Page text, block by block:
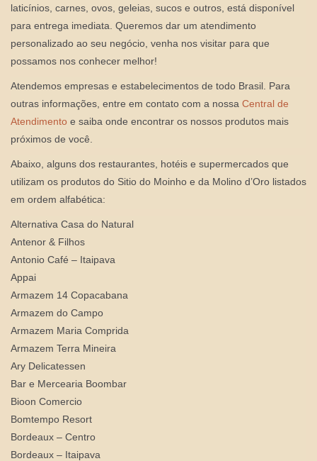
laticínios, carnes, ovos, geleias, sucos e outros, está disponível
para entrega imediata. Queremos dar um atendimento
personalizado ao seu negócio, venha nos visitar para que
possamos nos conhecer melhor!
Atendemos empresas e estabelecimentos de todo Brasil. Para
outras informações, entre em contato com a nossa Central de
Atendimento e saiba onde encontrar os nossos produtos mais
próximos de você.
Abaixo, alguns dos restaurantes, hotéis e supermercados que
utilizam os produtos do Sitio do Moinho e da Molino d’Oro listados
em ordem alfabética:
Alternativa Casa do Natural
Antenor & Filhos
Antonio Café – Itaipava
Appai
Armazem 14 Copacabana
Armazem do Campo
Armazem Maria Comprida
Armazem Terra Mineira
Ary Delicatessen
Bar e Mercearia Boombar
Bioon Comercio
Bomtempo Resort
Bordeaux – Centro
Bordeaux – Itaipava